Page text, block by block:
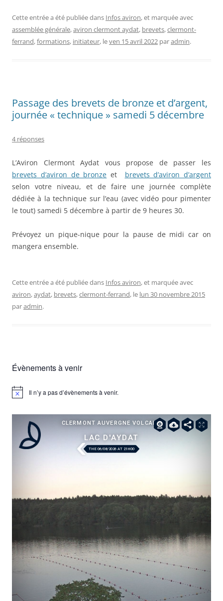
Cette entrée a été publiée dans Infos aviron, et marquée avec
assemblée générale,aviron clermont aydat, brevets,clermont-
ferrand,formations, initiateur, leven 15 avril 2022 paradmin.
Passage des brevets de bronze et d’argent,
journée « technique » samedi 5 décembre
4 réponses
L’Aviron Clermont Aydat vous propose de passer les
brevets d’aviron de bronze et brevets d’aviron d’argent
selon votre niveau, et de faire une journée complète
dédiée à la technique sur l’eau (avec vidéo pour pimenter
le tout) samedi 5 décembre à partir de 9 heures 30.
Prévoyez un pique-nique pour la pause de midi car on
mangera ensemble.
Cette entrée a été publiée dans Infos aviron, et marquée avec
aviron,aydat, brevets,clermont-ferrand, le lun 30 novembre 2015
paradmin.
Évènements à venir
Notice Il n’y a pas d’évènements à venir.